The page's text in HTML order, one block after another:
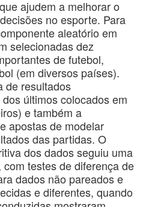
ajudem a melhorar o
no esporte. Para
aleatório em
selecionadas dez
de futebol,
(em diversos países).
de resultados
últimos colocados em
e também a
apostas de modelar
das partidas. O
dos dados seguiu uma
testes de diferença de
dados não pareados e
e diferentes, quando